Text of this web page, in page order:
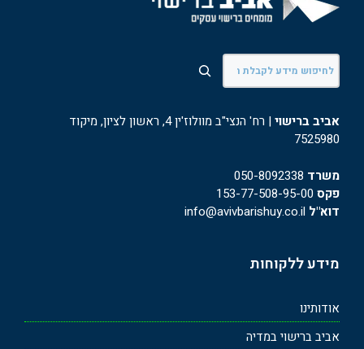
חיפוש
אביב ברישוי
| רח' הנצי"ב מוולוז'ין 4, ראשון לציון, מיקוד
7525980
משרד 050-8092338
פקס
דוא"ל
מידע ללקוחות
אודותינו
אביב ברישוי במדיה